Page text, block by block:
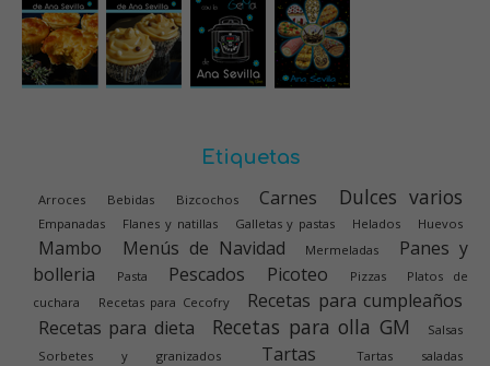
Etiquetas
Arroces Bebidas Bizcochos Carnes Dulces varios
Empanadas Flanes y natillas Galletas y pastas Helados Huevos
Mambo Menús de Navidad Mermeladas
Panes y
bolleria
Pasta Pescados Picoteo Pizzas
Platos de
cuchara
Recetas para Cecofry
Recetas para cumpleaños
Recetas para dieta
Recetas para olla GM
Salsas
Sorbetes y granizados
Tartas Tartas saladas